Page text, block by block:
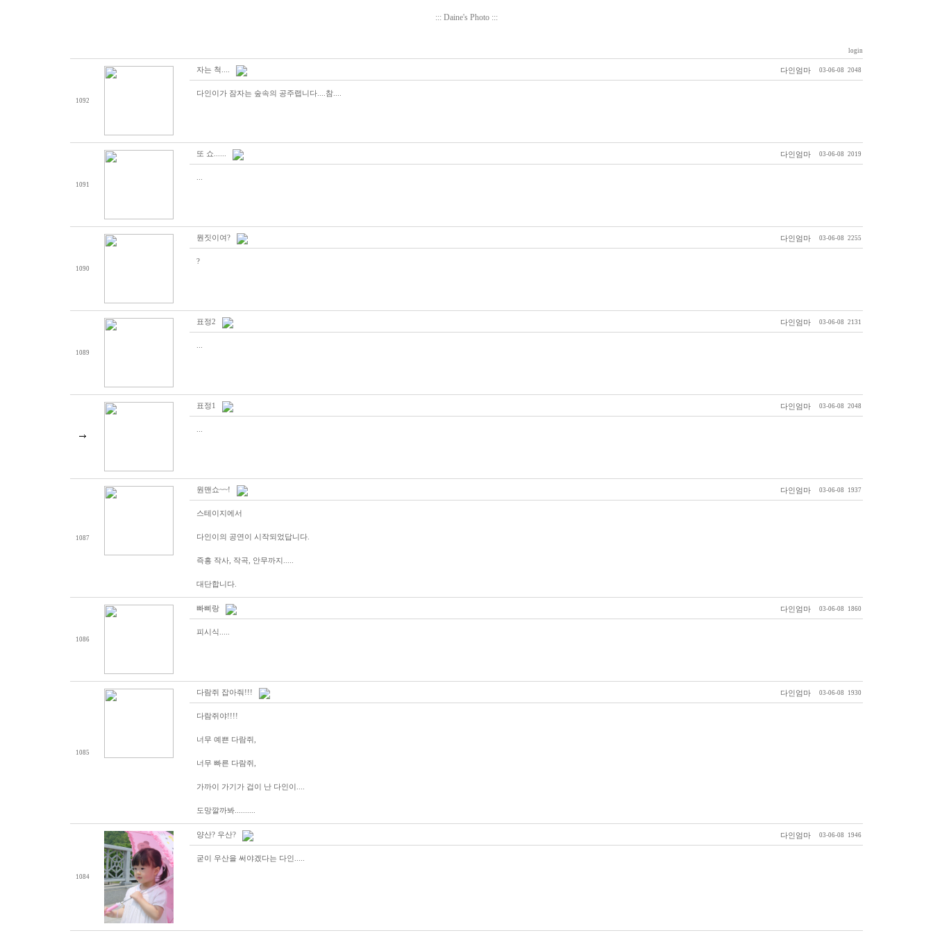
::: Daine's Photo :::
login
1092
자는 척.... 다인엄마 03-06-08 2048
다인이가 잠자는 숲속의 공주랩니다....참....
1091
또 쇼...... 다인엄마 03-06-08 2019
1090
뭔짓이여? 다인엄마 03-06-08 2255
?
1089
표정2 다인엄마 03-06-08 2131
표정1 다인엄마 03-06-08 2048
1087
원맨쇼~~! 다인엄마 03-06-08 1937
스테이지에서
다인이의 공연이 시작되었답니다.
즉흥 작사, 작곡, 안무까지.....
대단합니다.
1086
빠삐랑 다인엄마 03-06-08 1860
피시식.....
1085
다람쥐 잡아줘!!! 다인엄마 03-06-08 1930
다람쥐야!!!!
너무 예쁜 다람쥐,
너무 빠른 다람쥐,
가까이 가기가 겁이 난 다인이....
도망깔까봐..........
1084
양산? 우산? 다인엄마 03-06-08 1946
굳이 우산을 써야겠다는 다인.....